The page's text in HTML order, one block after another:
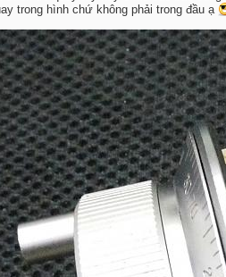
trong hình chứ không phải trong đầu ạ